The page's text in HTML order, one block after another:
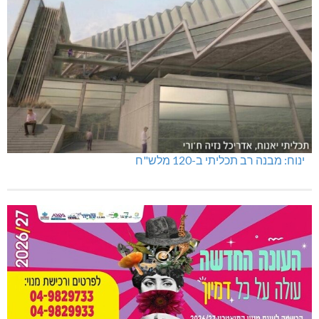
ינוח: מבנה רב תכליתי ב-120 מלש"ח